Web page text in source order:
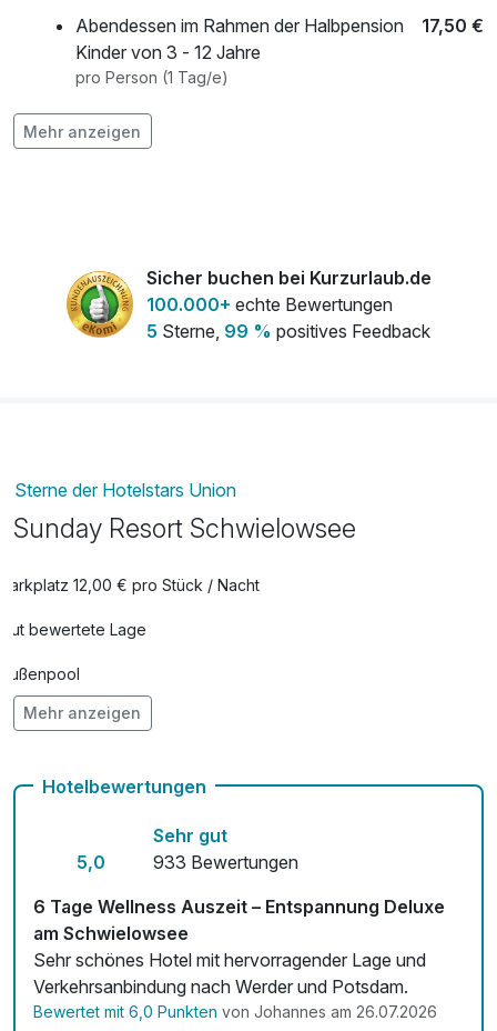
Abendessen im Rahmen der Halbpension
Kinder von 3 - 12 Jahre
17,50 €
pro Person (1 Tag/e)
Flasche Schwielowsee Sekt 0,75l
pro Stück
Mehr anzeigen
Sicher buchen bei Kurzurlaub.de
100.000+ echte Bewertungen
5 Sterne, 99 % positives Feedback
Sterne der Hotelstars Union
Sunday Resort Schwielowsee
Parkplatz 12,00 € pro Stück / Nacht
Gut bewertete Lage
Außenpool
Vielseitiger Wellnessbereich
Fahrradverleih
Fitnessgeräte stehen bereit
Kostenloses W-LAN
Zimmerservice verfügbar
Mehr anzeigen
Hotelbewertungen
5,0
Sehr gut
933 Bewertungen
6 Tage Wellness Auszeit – Entspannung Deluxe
am Schwielowsee
Sehr schönes Hotel mit hervorragender Lage und
Verkehrsanbindung nach Werder und Potsdam.
Bewertet mit 6,0 Punkten von Johannes am 26.07.2026